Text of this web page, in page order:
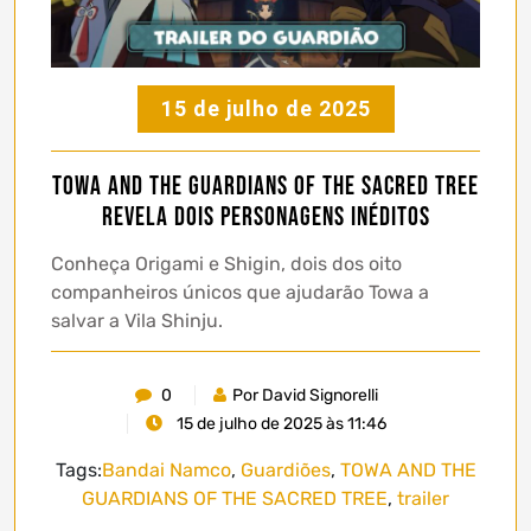
15 de julho de 2025
TOWA AND THE GUARDIANS OF THE SACRED TREE
revela dois personagens inéditos
Conheça Origami e Shigin, dois dos oito
companheiros únicos que ajudarão Towa a
salvar a Vila Shinju.
0
Por David Signorelli
15 de julho de 2025 às 11:46
Tags:Bandai Namco, Guardiões, TOWA AND THE
GUARDIANS OF THE SACRED TREE, trailer